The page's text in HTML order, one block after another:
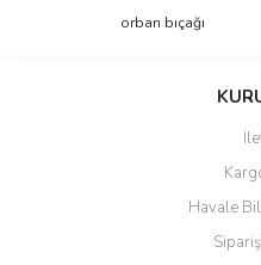
Görüş ve önerileriniz için
Ürün bilgilerinde hatalar
Ürün fiyatı diğer sitelerden
Bu ürüne benzer farklı
orban bıçağı
Havale